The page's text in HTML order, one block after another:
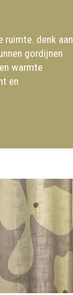
ruimte. denk aan
gordijnen
warmte
en